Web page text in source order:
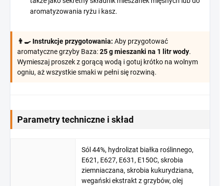
aromatyzowania ryżu i kasz.
👨‍🍳 Instrukcje przygotowania: Aby przygotować
aromatyczne grzyby Baza:25 g mieszanki na 1 litr wody.
Wymieszaj proszek z gorącą wodą i gotuj krótko na wolnym
ogniu, aż wszystkie smaki w pełni się rozwiną.
Parametry techniczne i skład
Sól 44%, hydrolizat białka roślinnego,
E621, E627, E631, E150C, skrobia
ziemniaczana, skrobia kukurydziana,
wegański ekstrakt z grzybów, olej